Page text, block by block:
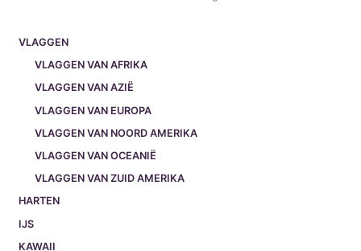
VLAGGEN
VLAGGEN VAN AFRIKA
VLAGGEN VAN AZIË
VLAGGEN VAN EUROPA
VLAGGEN VAN NOORD AMERIKA
VLAGGEN VAN OCEANIË
VLAGGEN VAN ZUID AMERIKA
HARTEN
IJS
KAWAII